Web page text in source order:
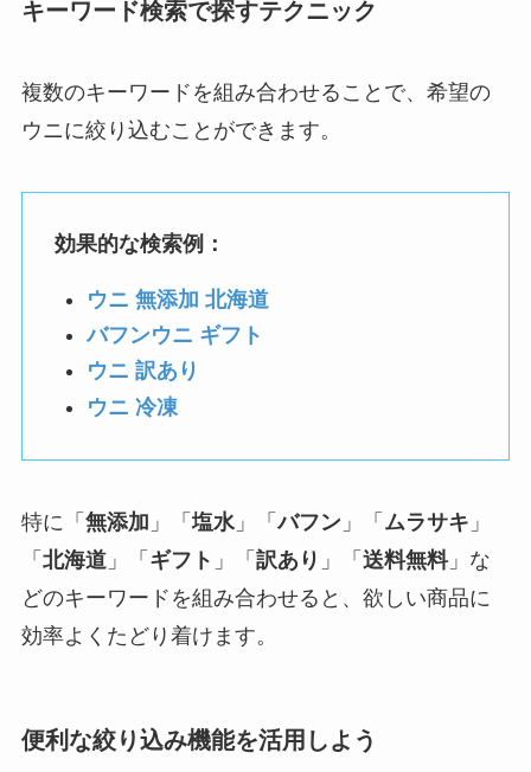
キーワード検索で探すテクニック
複数のキーワードを組み合わせることで、希望の
ウニに絞り込むことができます。
効果的な検索例：
ウニ 無添加 北海道
バフンウニ ギフト
ウニ 訳あり
ウニ 冷凍
特に「 無添加 」「 塩水」「バフン」「 ムラサキ 」
「 北海道」「 ギフト 」「 訳あり 」「 送料無料」な
どのキーワードを組み合わせると、欲しい商品に
効率よくたどり着けます。
便利な絞り込み機能を活用しよう